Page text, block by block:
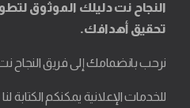
النجاح نت دليلك الموثوق
تحقيق أهدافك.
نرحب بانضمامك إلى فريق النجاح
للخدمات الإعلانية يمكنكم الكتابة لنا